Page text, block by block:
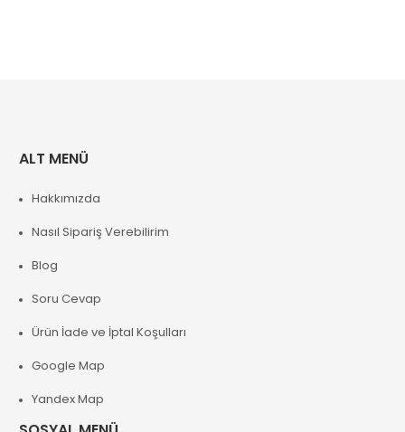
ALT MENÜ
Hakkımızda
Nasıl Sipariş Verebilirim
Blog
Soru Cevap
Ürün İade ve İptal Koşulları
Google Map
Yandex Map